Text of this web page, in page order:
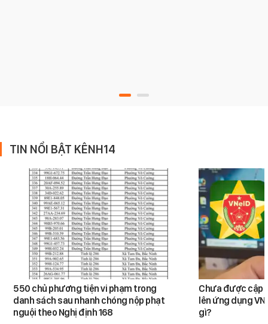
TIN NỔI BẬT KÊNH14
550 chủ phương tiện vi phạm trong
danh sách sau nhanh chóng nộp phạt
nguội theo Nghị định 168
Chưa được cập
lên ứng dụng
gì?